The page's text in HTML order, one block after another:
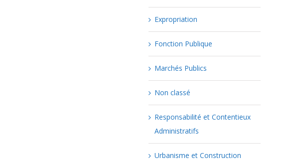
Expropriation
Fonction Publique
Marchés Publics
Non classé
Responsabilité et Contentieux
Administratifs
Urbanisme et Construction